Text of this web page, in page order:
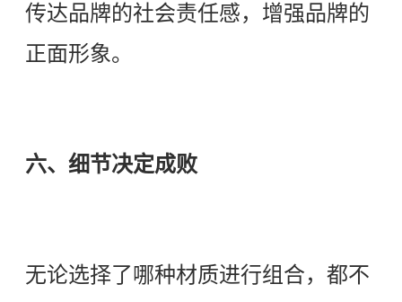
传达品牌的社会责任感，增强品牌的
正面形象。
六、细节决定成败
无论选择了哪种材质进行组合，都不